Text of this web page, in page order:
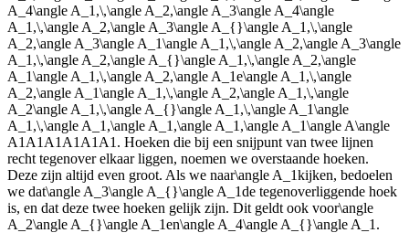
A_4\angle A_1,\,\angle A_2,\angle A_3\angle A_4\angle
A_1,\,\angle A_2,\angle A_3\angle A_{}\angle A_1,\,\angle
A_2,\angle A_3\angle A_1\angle A_1,\,\angle A_2,\angle A_3\angle
A_1,\,\angle A_2,\angle A_{}\angle A_1,\,\angle A_2,\angle
A_1\angle A_1,\,\angle A_2,\angle A_1e\angle A_1,\,\angle
A_2,\angle A_1\angle A_1,\,\angle A_2,\angle A_1,\,\angle
A_2\angle A_1,\,\angle A_{}\angle A_1,\,\angle A_1\angle
A_1,\,\angle A_1,\angle A_1,\angle A_1,\angle A_1\angle A\angle
A1A1A1A1A1A1 . Hoeken die bij een snijpunt van twee lijnen
recht tegenover elkaar liggen, noemen we overstaande hoeken.
Deze zijn altijd even groot. Als we naar\angle A_1kijken, bedoelen
we dat\angle A_3\angle A_{}\angle A_1de tegenoverliggende hoek
is, en dat deze twee hoeken gelijk zijn. Dit geldt ook voor\angle
A_2\angle A_{}\angle A_1en\angle A_4\angle A_{}\angle A_1 .